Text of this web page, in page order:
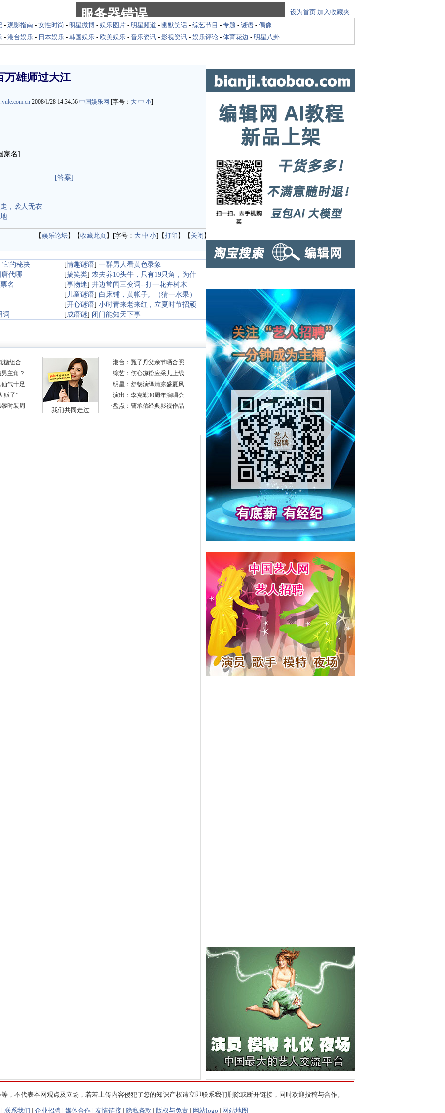
设为首页 加入收藏夹
- 观影指南 - 女性时尚 - 明星微博 - 娱乐图片 - 明星频道 - 幽默笑话 - 综艺节目 - 专题 - 谜语 - 偶像
- 港台娱乐 - 日本娱乐 - 韩国娱乐 - 欧美娱乐 - 音乐资讯 - 影视资讯 - 娱乐评论 - 体育花边 - 明星八卦
万雄师过大江
2008/1/28 14:34:56 中国娱乐网 [字号： 大 中 小]
名]
[答案]
，袭人无衣
【娱乐论坛】【收藏此页】[字号： 大 中 小]【打印 】【 关闭 】
它的秘决 [情趣谜语] 一群男人看黄色录象
唐代哪
[搞笑类] 农夫养10头牛，只有19只角，为什
名
[事物迷] 井边常闻三变词--打一花卉树木
[ 儿童谜语] 白床铺，黄帐子。（猜一水果）
[开心谜语] 小时青来老来红，立夏时节招顽
词
[成语谜] 闭门能知天下事
，不代表本网观点及立场，若若上传内容侵犯了您的知识产权请立即联系我们删除或断开链接，同时欢迎投稿与合作。
| 联系我们 | 企业招聘 | 媒体合作 | 友情链接 | 隐私条款 | 版权与免责 | 网站logo | 网站地图